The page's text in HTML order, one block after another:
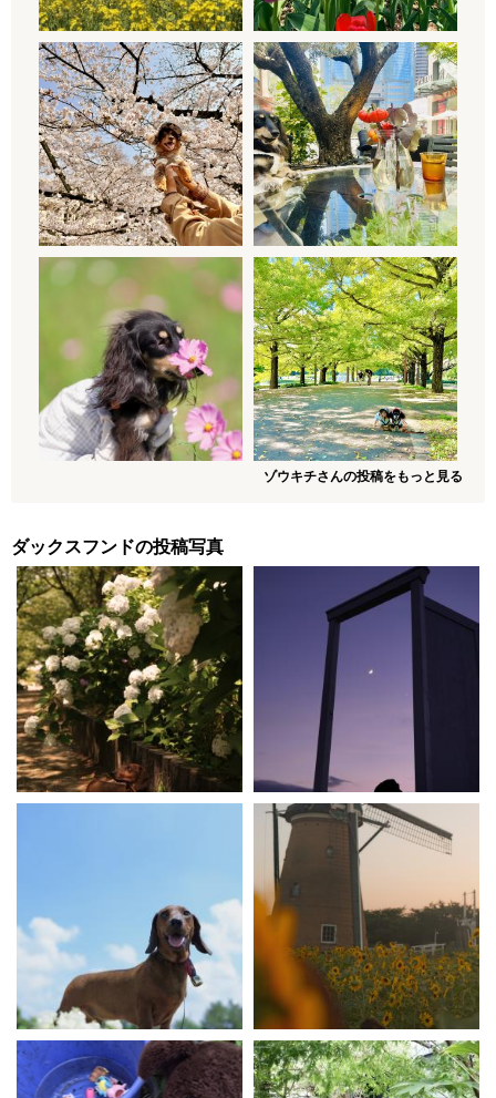
ゾウキチさんの投稿をもっと見る
ダックスフンドの投稿写真